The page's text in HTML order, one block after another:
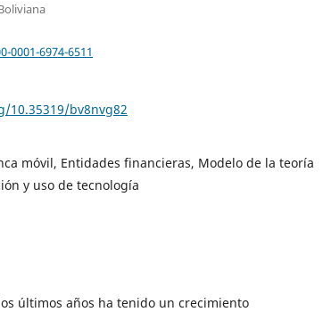
6974-6511
10.35319/bv8nvg82
móvil, Entidades financieras, Modelo de la teoría
y uso de tecnología
últimos años ha tenido un crecimiento